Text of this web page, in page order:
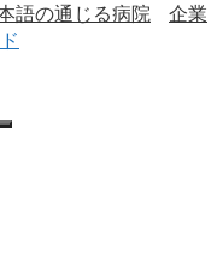
語の通じる病院
企業